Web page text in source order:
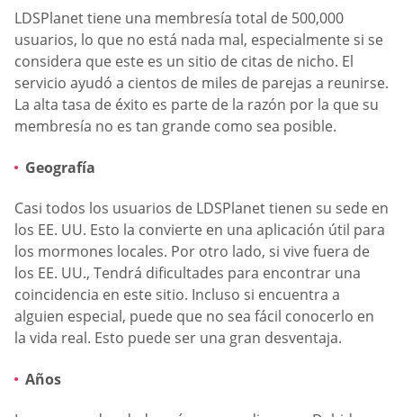
LDSPlanet tiene una membresía total de 500,000
usuarios, lo que no está nada mal, especialmente si se
considera que este es un sitio de citas de nicho. El
servicio ayudó a cientos de miles de parejas a reunirse.
La alta tasa de éxito es parte de la razón por la que su
membresía no es tan grande como sea posible.
Geografía
Casi todos los usuarios de LDSPlanet tienen su sede en
los EE. UU. Esto la convierte en una aplicación útil para
los mormones locales. Por otro lado, si vive fuera de
los EE. UU., Tendrá dificultades para encontrar una
coincidencia en este sitio. Incluso si encuentra a
alguien especial, puede que no sea fácil conocerlo en
la vida real. Esto puede ser una gran desventaja.
Años